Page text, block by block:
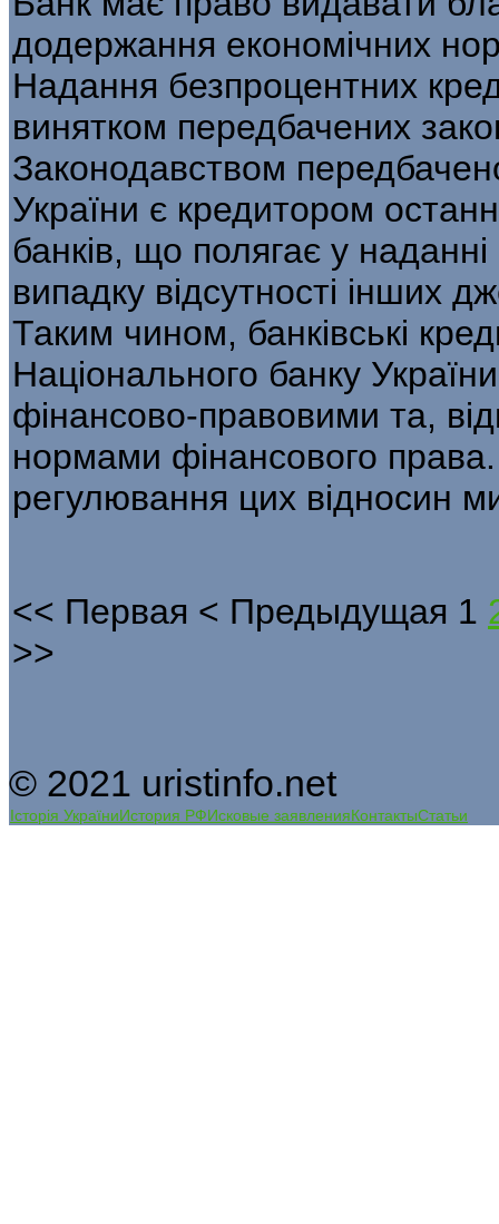
додержання економічних
Надання безпроцентних
винятком передбачених
Законодавством
України є кредитором
банків, що полягає у
випадку відсутності інших
Таким чином, банківські
Національного банку
фінансово-правовими та,
нормами фінансового
регулювання цих відносин
<< Первая < Предыдущая 1
>>
© 2021 uristinfo.net
Історія УкраїниИстория РФИсковые заявленияКонтактыСтатьи